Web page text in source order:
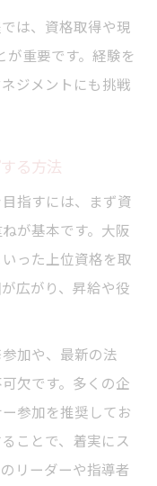
は、資格取得や現
が重要です。経験を
ジメントにも挑戦
る方法
指すには、まず資
が基本です。大阪
った上位資格を取
広がり、昇給や役
加や、最新の法
欠です。多くの企
参加を推奨してお
ことで、着実にス
リーダーや指導者